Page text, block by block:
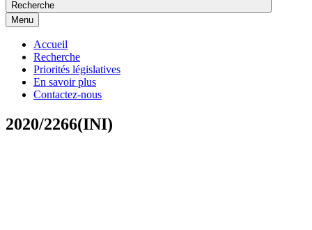
Recherche
Menu
Accueil
Recherche
Priorités législatives
En savoir plus
Contactez-nous
2020/2266(INI)